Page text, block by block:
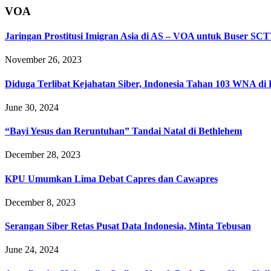
VOA
Jaringan Prostitusi Imigran Asia di AS – VOA untuk Buser
November 26, 2023
Diduga Terlibat Kejahatan Siber, Indonesia Tahan 103 WNA di
June 30, 2024
“Bayi Yesus dan Reruntuhan” Tandai Natal di Bethlehem
December 28, 2023
KPU Umumkan Lima Debat Capres dan Cawapres
December 8, 2023
Serangan Siber Retas Pusat Data Indonesia, Minta Tebusan
June 24, 2024